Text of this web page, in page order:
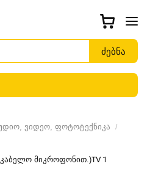
ვიდეო, ფოტოტექნიკა
მიკროფონით.)TV 1